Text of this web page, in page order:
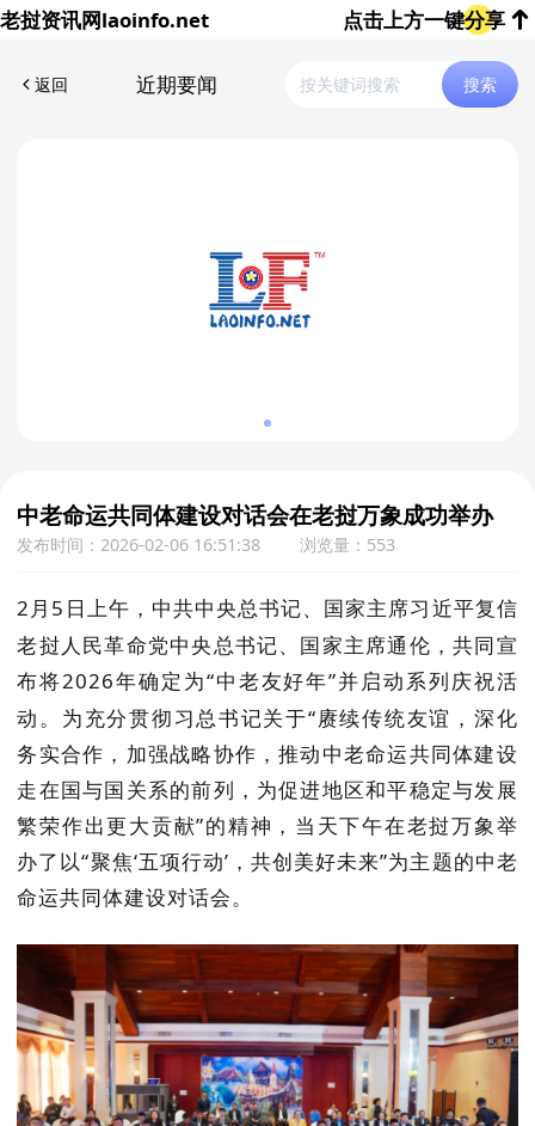
老挝资讯网laoinfo.net 点击上方一键分享
返回 近期要闻 搜索
中老命运共同体建设对话会在老挝万象成功举办
发布时间：2026-02-06 16:51:38 浏览量：553
2 月 5 日上午，中共中央总书记、国家主席习近平复信
老挝人民革命党中央总书记、国家主席通伦，共同宣
布将2026年确定为“中老友好年”并启动系列庆祝活
动。为充分贯彻习总书记关于“赓续传统友谊，深化
务实合作，加强战略协作，推动中老命运共同体建设
走在国与国关系的前列，为促进地区和平稳定与发展
繁荣作出更大贡献”的精神，当天下午在老挝万象举
办了以“聚焦‘五项行动’，共创美好未来”为主题的中老
命运共同体建设对话会。